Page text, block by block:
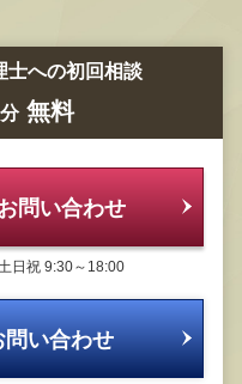
士への初回相談
分 無料
問い合わせ
日祝 9:30～18:00
問い合わせ